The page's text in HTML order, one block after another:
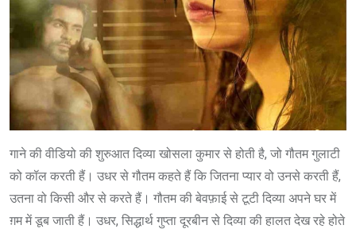
गाने की वीडियो की शुरुआत दिव्या खोसला कुमार से होती है, जो गौतम गुलाटी
को कॉल करती हैं। उधर से गौतम कहते हैं कि जितना प्यार वो उनसे करती हैं,
उतना वो किसी और से करते हैं। गौतम की बेवफ़ाई से टूटी दिव्या अपने घर में
ग़म में डूब जाती हैं। उधर, सिद्धार्थ गुप्ता दूरबीन से दिव्या की हालत देख रहे होते